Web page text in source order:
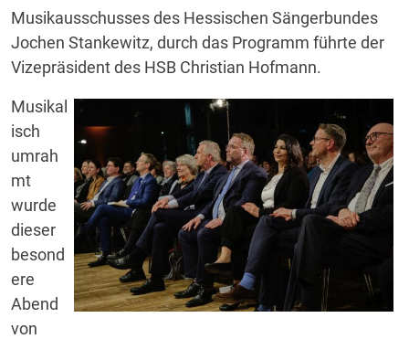
Musikausschusses des Hessischen Sängerbundes
Jochen Stankewitz, durch das Programm führte der
Vizepräsident des HSB Christian Hofmann.
Musikal
isch
umrah
mt
wurde
dieser
besond
ere
Abend
von